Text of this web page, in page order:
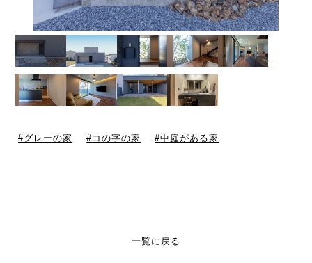
グレーの家 コの字の家 中庭がある家
一覧に戻る